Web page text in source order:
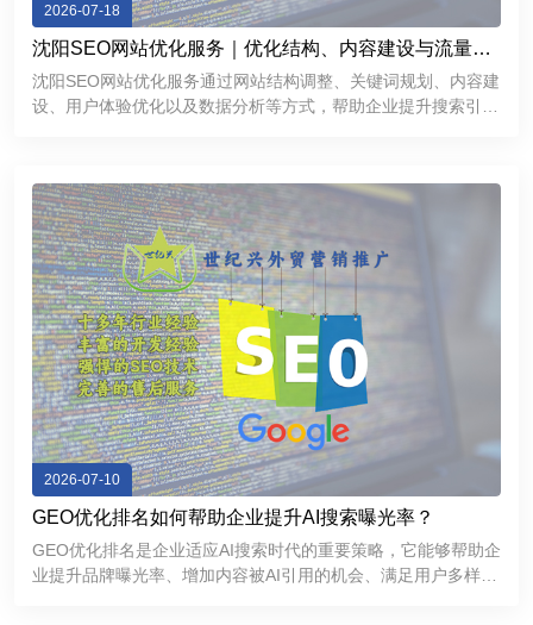
2026-07-18
沈阳SEO网站优化服务｜优化结构、内容建设与流量增
长方案
沈阳SEO网站优化服务通过网站结构调整、关键词规划、内容建
设、用户体验优化以及数据分析等方式，帮助企业提升搜索引擎
度，还能够成为持
2026-07-10
GEO优化排名如何帮助企业提升AI搜索曝光率？
GEO优化排名是企业适应AI搜索时代的重要策略，它能够帮助企
业提升品牌曝光率、增加内容被AI引用的机会、满足用户多样化